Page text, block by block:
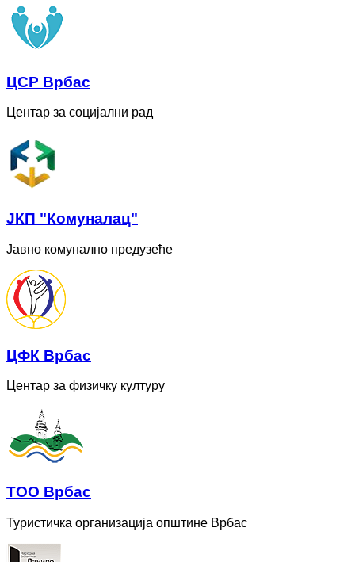
ЦСР Врбас
Центар за социјални рад
ЈКП "Комуналац"
Јавно комунално предузеће
ЦФК Врбас
Центар за физичку културу
ТОО Врбас
Туристичка организација општине Врбас